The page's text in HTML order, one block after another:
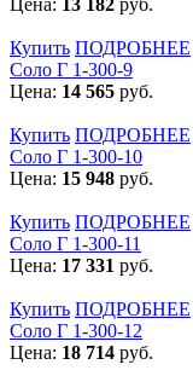
Цена: 13 182 руб.
Купить ПОДРОБНЕЕ
Соло Г 1-300-9
Цена: 14 565 руб.
Купить ПОДРОБНЕЕ
Соло Г 1-300-10
Цена: 15 948 руб.
Купить ПОДРОБНЕЕ
Соло Г 1-300-11
Цена: 17 331 руб.
Купить ПОДРОБНЕЕ
Соло Г 1-300-12
Цена: 18 714 руб.